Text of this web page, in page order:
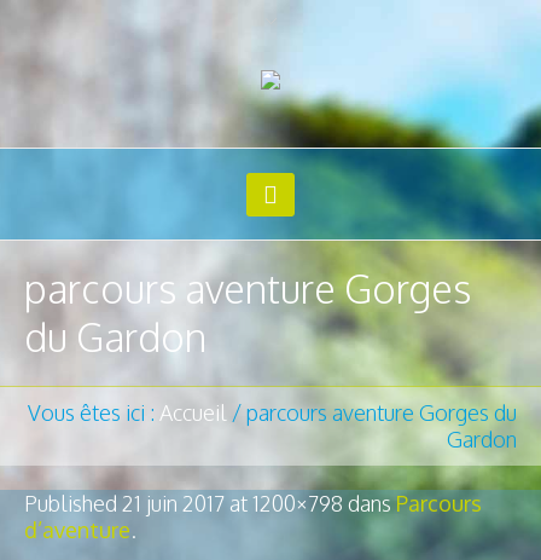
parcours aventure Gorges
du Gardon
Vous êtes ici : Accueil /parcours aventure Gorges du
Gardon
Published 21 juin 2017 at 1200×798 dansParcours
d’aventure.